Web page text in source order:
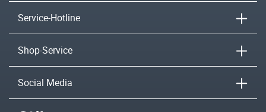
Service-Hotline
Shop-Service
Social Media